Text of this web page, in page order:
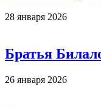
28 января 2026
Братья
26 января 2026